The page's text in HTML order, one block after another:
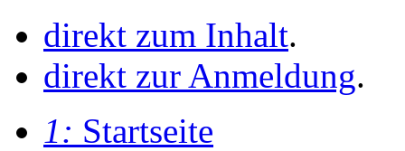
direkt zum Inhalt.
direkt zur Anmeldung.
1: Startseite